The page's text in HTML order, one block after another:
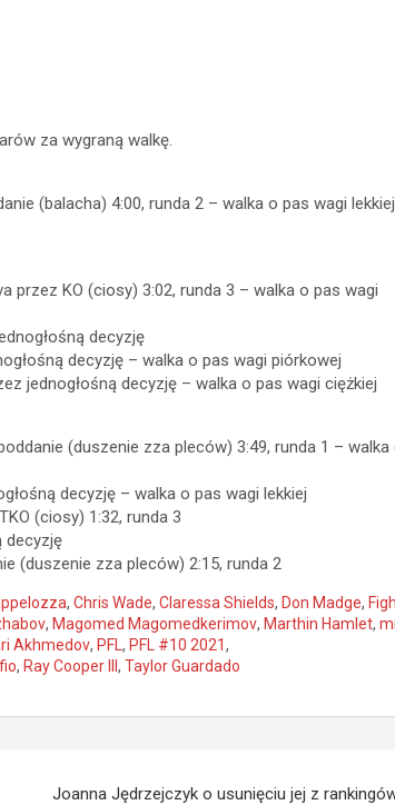
za wygraną walkę.
(balacha) 4:00, runda 2 – walka o pas wagi lekkiej
przez KO (ciosy) 3:02, runda 3 – walka o pas wagi
decyzję
decyzję – walka o pas wagi piórkowej
jednogłośną decyzję – walka o pas wagi ciężkiej
(duszenie zza pleców) 3:49, runda 1 – walka
decyzję – walka o pas wagi lekkiej
(ciosy) 1:32, runda 3
decyzję
(duszenie zza pleców) 2:15, runda 2
, Chris Wade, Claressa Shields, Don Madge,
, Magomed Magomedkerimov, Marthin Hamlet,
Akhmedov, PFL , PFL #10 2021,
, Ray Cooper III , Taylor Guardado
Joanna Jędrzejczyk o usunięciu jej z